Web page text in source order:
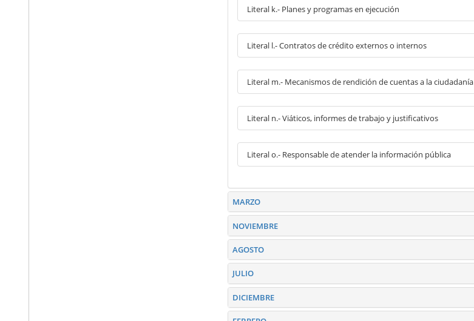
Literal k.- Planes y programas en ejecución
Literal l.- Contratos de crédito externos o internos
Literal m.- Mecanismos de rendición de cuentas a la ciudadanía
Literal n.- Viáticos, informes de trabajo y justificativos
Literal o.- Responsable de atender la información pública
MARZO
NOVIEMBRE
AGOSTO
JULIO
DICIEMBRE